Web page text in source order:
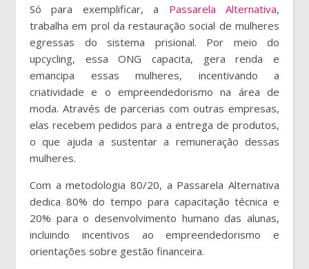
Só para exemplificar, a Passarela Alternativa,
trabalha em prol da restauração social de mulheres
egressas do sistema prisional. Por meio do
upcycling, essa ONG capacita, gera renda e
emancipa essas mulheres, incentivando a
criatividade e o empreendedorismo na área de
moda. Através de parcerias com outras empresas,
elas recebem pedidos para a entrega de produtos,
o que ajuda a sustentar a remuneração dessas
mulheres.
Com a metodologia 80/20, a Passarela Alternativa
dedica 80% do tempo para capacitação técnica e
20% para o desenvolvimento humano das alunas,
incluindo incentivos ao empreendedorismo e
orientações sobre gestão financeira.